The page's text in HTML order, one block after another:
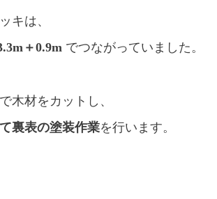
キは、
＋0.9m でつながっていました。
木材をカットし、
裏表の塗装作業を行います。